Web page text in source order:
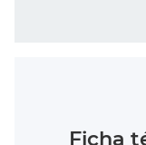
Ficha